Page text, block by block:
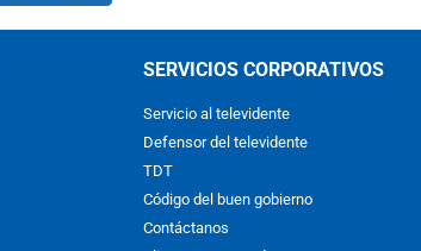
SERVICIOS CORPORATIVOS
Servicio al televidente
Defensor del televidente
TDT
Código del buen gobierno
Contáctanos